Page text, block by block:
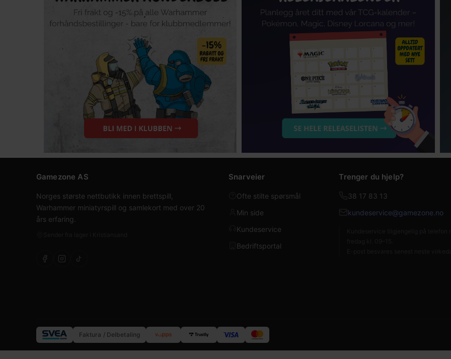
Gamezone AS
Norges største nettbutikk innen brettspill,
Warhammer miniatyrspill og samlekort med over 20
års erfaring.
Snarveier
Ofte stilte spørsmål
Min side
Kundeservice
Bedriftsportal
Trenger du hjelp?
38 17 83 13
kundeservice@gamezone.no
Faktura / Delbetaling